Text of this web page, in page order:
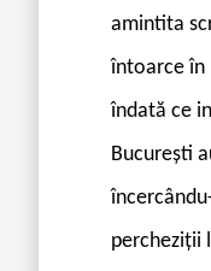
amintita
întoarce în
îndată ce
București
percheziții